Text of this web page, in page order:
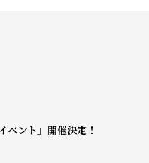
ベント」開催決定！